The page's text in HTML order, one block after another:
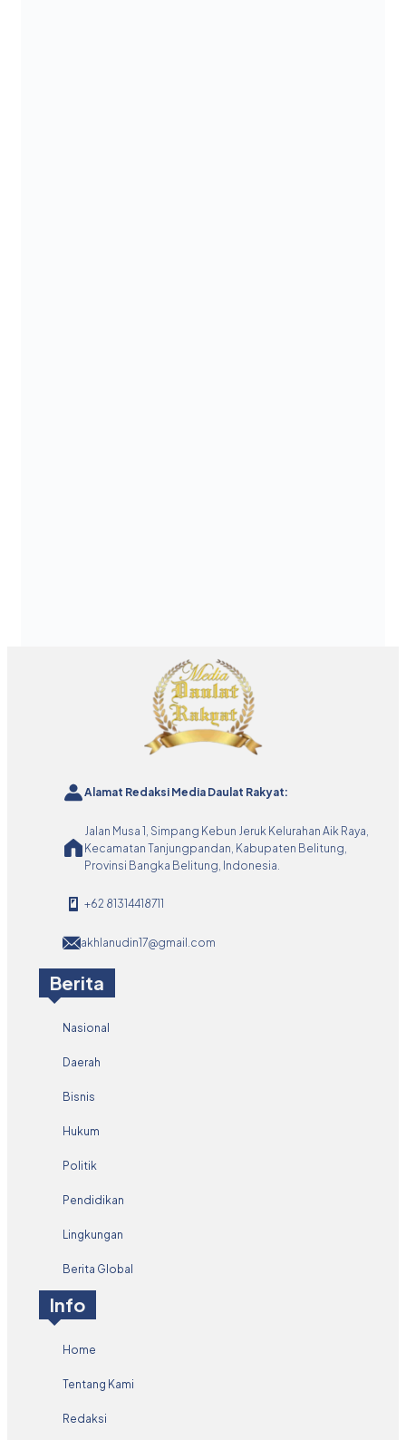
Alamat Redaksi Media Daulat Rakyat:
Jalan Musa 1, Simpang Kebun Jeruk Kelurahan Aik Raya,
Kecamatan Tanjungpandan, Kabupaten Belitung,
Provinsi Bangka Belitung, Indonesia.
+62 81314418711
akhlanudin17@gmail.com
Berita
Nasional
Daerah
Bisnis
Hukum
Politik
Pendidikan
Lingkungan
Berita Global
Info
Home
Tentang Kami
Redaksi